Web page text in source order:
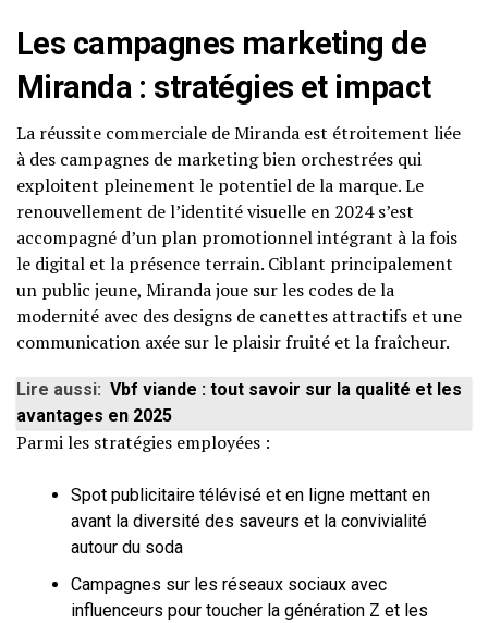
Les campagnes marketing de
Miranda : stratégies et impact
La réussite commerciale de Miranda est étroitement liée
à des campagnes de marketing bien orchestrées qui
exploitent pleinement le potentiel de la marque. Le
renouvellement de l’identité visuelle en 2024 s’est
accompagné d’un plan promotionnel intégrant à la fois
le digital et la présence terrain. Ciblant principalement
un public jeune, Miranda joue sur les codes de la
modernité avec des designs de canettes attractifs et une
communication axée sur le plaisir fruité et la fraîcheur.
Lire aussi: Vbf viande : tout savoir sur la qualité et les
avantages en 2025
Parmi les stratégies employées :
Spot publicitaire télévisé et en ligne mettant en
avant la diversité des saveurs et la convivialité
autour du soda
Campagnes sur les réseaux sociaux avec
influenceurs pour toucher la génération Z et les